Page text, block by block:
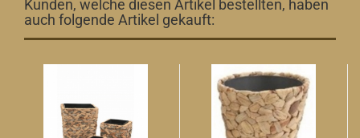
Kunden, welche diesen Artikel bestellten, haben
auch folgende Artikel gekauft: